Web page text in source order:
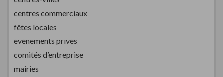
centres commerciaux
fêtes locales
événements privés
comités d’entreprise
mairies